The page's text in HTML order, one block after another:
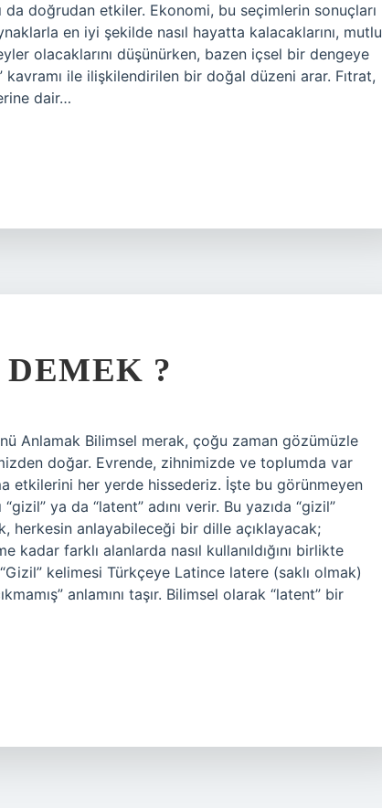
da doğrudan etkiler. Ekonomi, bu seçimlerin sonuçları
en iyi şekilde nasıl hayatta kalacaklarını, mutlu
olacaklarını düşünürken, bazen içsel bir dengeye
kavramı ile ilişkilendirilen bir doğal düzeni arar. Fıtrat,
dair…
?
Anlamak Bilimsel merak, çoğu zaman gözümüzle
doğar. Evrende, zihnimizde ve toplumda var
etkilerini her yerde hissederiz. İşte bu görünmeyen
ya da “latent” adını verir. Bu yazıda “gizil”
herkesin anlayabileceği bir dille açıklayacak;
farklı alanlarda nasıl kullanıldığını birlikte
kelimesi Türkçeye Latince latere (saklı olmak)
anlamını taşır. Bilimsel olarak “latent” bir